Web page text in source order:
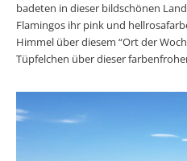
badeten in dieser bildschönen
Flamingos ihr pink und
Himmel über diesem “Ort der
Tüpfelchen über dieser